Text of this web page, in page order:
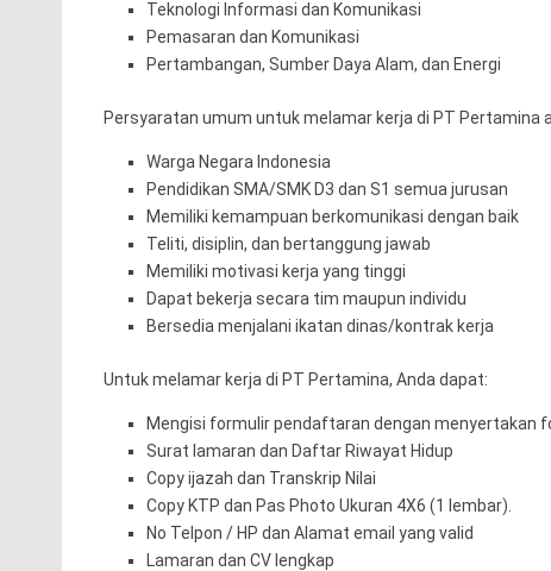
Teknologi Informasi dan Komunikasi
Pemasaran dan Komunikasi
Pertambangan, Sumber Daya Alam, dan Energi
Persyaratan umum untuk melamar kerja di PT Pertamina
Warga Negara Indonesia
Pendidikan SMA/SMK D3 dan S1 semua jurusan
Memiliki kemampuan berkomunikasi dengan baik
Teliti, disiplin, dan bertanggung jawab
Memiliki motivasi kerja yang tinggi
Dapat bekerja secara tim maupun individu
Bersedia menjalani ikatan dinas/kontrak kerja
Untuk melamar kerja di PT Pertamina, Anda dapat:
Mengisi formulir pendaftaran dengan menyertakan
Surat lamaran dan Daftar Riwayat Hidup
Copy ijazah dan Transkrip Nilai
Copy KTP dan Pas Photo Ukuran 4X6 (1 lembar).
No Telpon / HP dan Alamat email yang valid
Lamaran dan CV lengkap